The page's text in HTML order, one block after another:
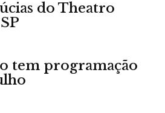
do Theatro
tem programação